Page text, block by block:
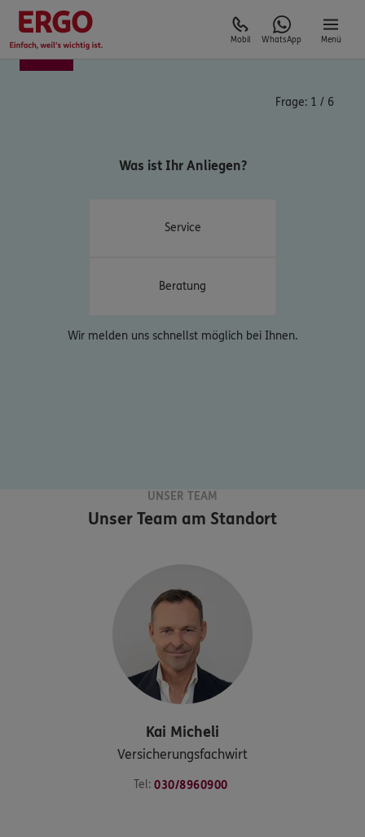
Mobil WhatsApp Menü
Frage: 1 / 6
Was ist Ihr Anliegen?
Service
Beratung
Wir melden uns schnellst möglich bei Ihnen.
UNSER TEAM
Unser Team am Standort
Kai Micheli
Versicherungsfachwirt
Tel: 030/8960900